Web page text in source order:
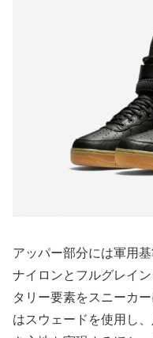
アッパー部分には軍用
ナイロンとフルグレイ
タリー要素をスニーカ
はスウェードを使用し